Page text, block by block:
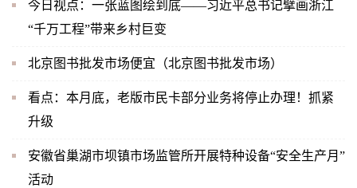
今日视点：一张蓝图绘到底——习近平总书记擘画浙江
“千万工程”带来乡村巨变
北京图书批发市场便宜（北京图书批发市场）
看点：本月底，老版市民卡部分业务将停止办理！抓紧
升级
安徽省巢湖市坝镇市场监管所开展特种设备“安全生产月”
活动